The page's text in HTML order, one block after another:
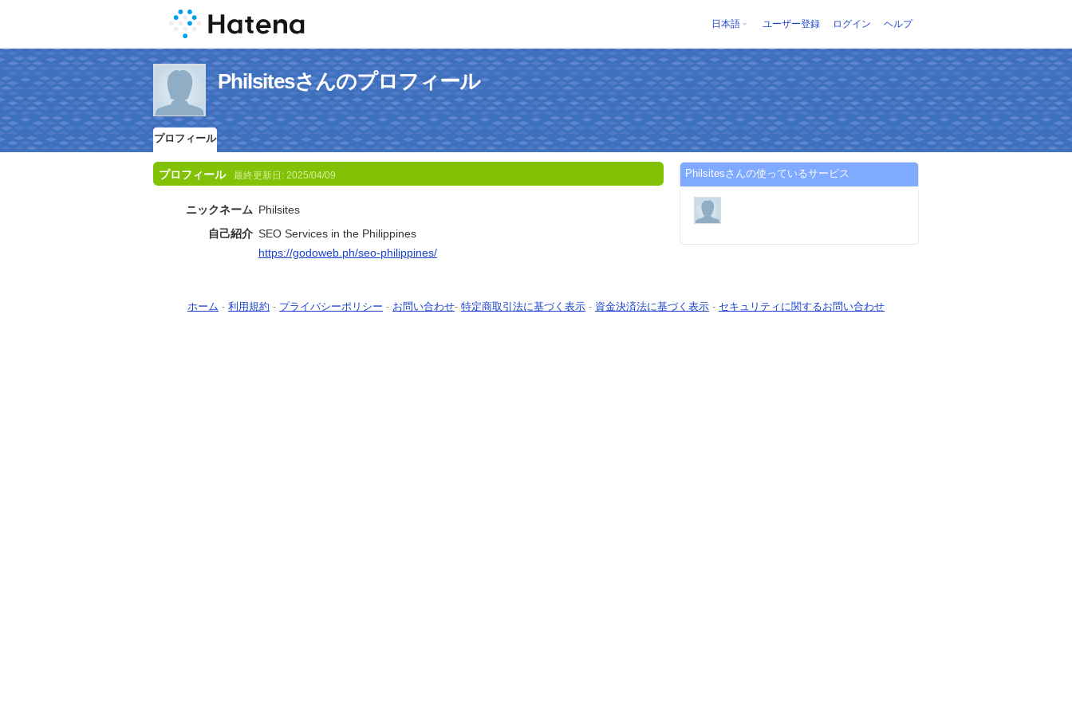
日本語 ユーザー登録 ログイン ヘルプ
Philsitesさんのプロフィール
プロフィール
プロフィール 最終更新日: 2025/04/09
ニックネーム Philsites
自己紹介 SEO Services in the Philippines
https://godoweb.ph/seo-philippines/
Philsitesさんの使っているサービス
ホーム - 利用規約 - プライバシーポリシー - お問い合わせ- 特定商取引法に基づく表示 - 資金決済法に基づく表示 - セキュリティに関するお問い合わせ